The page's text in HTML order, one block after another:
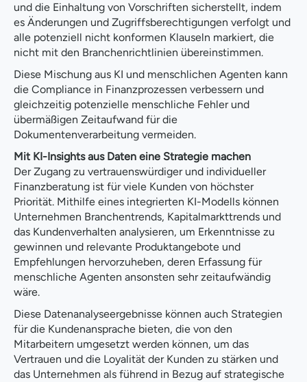
und die Einhaltung von Vorschriften sicherstellt, indem
es Änderungen und Zugriffsberechtigungen verfolgt und
alle potenziell nicht konformen Klauseln markiert, die
nicht mit den Branchenrichtlinien übereinstimmen.
Diese Mischung aus KI und menschlichen Agenten kann
die Compliance in Finanzprozessen verbessern und
gleichzeitig potenzielle menschliche Fehler und
übermäßigen Zeitaufwand für die
Dokumentenverarbeitung vermeiden.
Mit KI-Insights aus Daten eine Strategie machen
Der Zugang zu vertrauenswürdiger und individueller
Finanzberatung ist für viele Kunden von höchster
Priorität. Mithilfe eines integrierten KI-Modells können
Unternehmen Branchentrends, Kapitalmarkttrends und
das Kundenverhalten analysieren, um Erkenntnisse zu
gewinnen und relevante Produktangebote und
Empfehlungen hervorzuheben, deren Erfassung für
menschliche Agenten ansonsten sehr zeitaufwändig
wäre.
Diese Datenanalyseergebnisse können auch Strategien
für die Kundenansprache bieten, die von den
Mitarbeitern umgesetzt werden können, um das
Vertrauen und die Loyalität der Kunden zu stärken und
das Unternehmen als führend in Bezug auf strategische